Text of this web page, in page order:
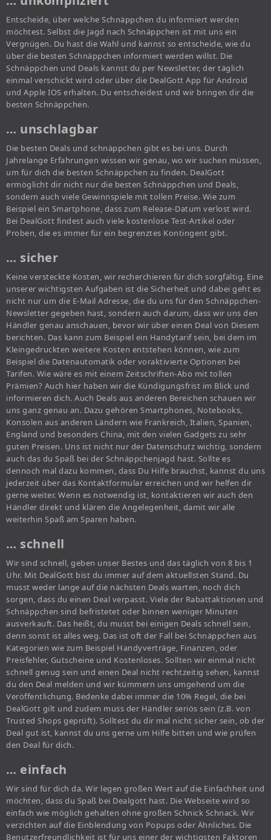
Entscheide, über welche Schnäppchen du informiert werden
möchtest. Selbst die Jagd nach Schnäppchen ist mit uns ein
Vergnügen. Du hast die Wahl und kannst so entscheide, wie du
über die besten Schnäppchen informiert werden willst. Die
Schnäppchen und Deals kannst du per Newsletter, der täglich
einmal verschickt wird oder über die DealGott App für Android
und Apple IOS erhalten. Du entscheidest und wir bringen dir die
besten Schnäppchen.
… unschlagbar
Die besten Deals und schnäppchen gibt es bei uns. Durch
Jahrelange Erfahrungen wissen wir genau, wo wir suchen müssen,
um für dich die besten Schnäppchen zu finden. DealGott
ermöglicht dir nicht nur die besten Schnäppchen und Deals,
sondern auch viele Gewinnspiele mit tollen Preise. Wie zum
Beispiel ein Smartphone, dass zum Release-Datum verlost wird.
Bei DealGott findest auch viele kostenlose Test-Artikel oder
Proben, die es immer für ein begrenztes Kontingent gibt.
… sicher
Keine versteckte Kosten, wir recherchieren für dich sorgfältig. Eine
unserer wichtigsten Aufgaben ist die Sicherheit und dabei geht es
nicht nur um die E-Mail Adresse, die du uns für den Schnäppchen-
Newsletter gegeben hast, sondern auch darum, dass wir uns den
Händler genau anschauen, bevor wir über einen Deal von Diesem
berichten. Das kann zum Beispiel ein Handytarif sein, bei dem im
Kleingedruckten weitere Kosten entstehen können, wie zum
Beispiel die Datenautomatik oder voraktivierte Optionen bei
Tarifen. Wie wäre es mit einem Zeitschriften-Abo mit tollen
Prämien? Auch hier haben wir die Kündigungsfrist im Blick und
informieren dich. Auch Deals aus anderen Bereichen schauen wir
uns ganz genau an. Dazu gehören Smartphones, Notebooks,
Konsolen aus anderen Ländern wie Frankreich, Italien, Spanien,
England und besonders China, mit den vielen Gadgets zu sehr
guten Preisen. Uns ist nicht nur der Datenschutz wichtig, sondern
auch das du Spaß bei der Schnäppchenjagd hast. Sollte es
dennoch mal dazu kommen, dass Du Hilfe brauchst, kannst du uns
jederzeit über das Kontaktformular erreichen und wir helfen dir
gerne weiter. Wenn es notwendig ist, kontaktieren wir auch den
Händler direkt und klären die Angelegenheit, damit wir alle
weiterhin Spaß am Sparen haben.
… schnell
Wir sind schnell, geben unser Bestes und das täglich von 8 bis 1
Uhr. Mit DealGott bist du immer auf dem aktuellsten Stand. Du
musst weder lange auf die nächsten Deals warten, noch dich
sorgen, dass du einen Deal verpasst. Viele der Rabattaktionen und
Schnäppchen sind befristetet oder binnen weniger Minuten
ausverkauft. Das heißt, du musst bei einigen Deals schnell sein,
denn sonst ist alles weg. Das ist oft der Fall bei Schnäppchen aus
Kategorien wie zum Beispiel Handyverträge, Finanzen, oder
Preisfehler, Gutscheine und Kostenloses. Sollten wir einmal nicht
schnell genug sein und einen Deal nicht rechtzeitig sehen, kannst
du den Deal melden und wir kümmern uns umgehend um die
Veröffentlichung. Bedenke dabei immer die 10% Regel, die bei
DealGott gilt und zudem muss der Händler seriös sein (z.B. von
Trusted Shops geprüft). Solltest du dir mal nicht sicher sein, ob der
Deal gut ist, kannst du uns gerne um Hilfe bitten und wie prüfen
den Deal für dich.
… einfach
Wir sind für dich da. Wir legen großen Wert auf die Einfachheit und
möchten, dass du Spaß bei Dealgott hast. Die Webseite wird so
einfach wie möglich gehalten ohne großen Schnick Schnack. Wir
verzichten auf die Einblendung von Popups oder Ähnliches. Die
Benutzerfreundlichkeit ist für uns einer der wichtigsten Faktoren